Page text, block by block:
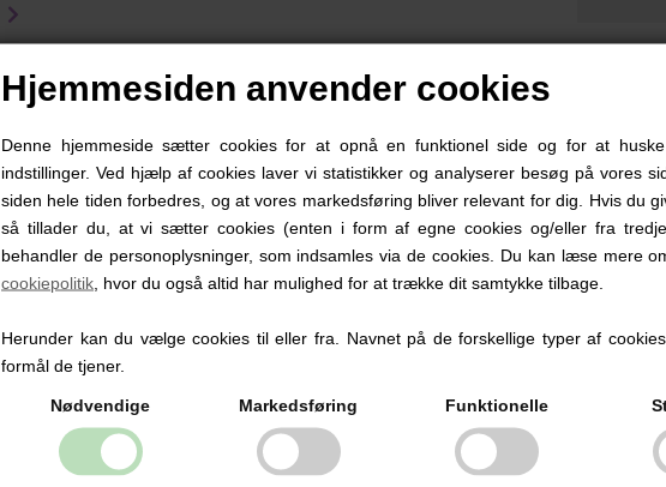
Hjemmesiden anvender cookies
Denne hjemmeside sætter cookies for at opnå en funktionel side og for at
indstillinger. Ved hjælp af cookies laver vi statistikker og analyserer besøg på vores
siden hele tiden forbedres, og at vores markedsføring bliver relevant for dig. Hvis du
så tillader du, at vi sætter cookies (enten i form af egne cookies og/eller fra
behandler de personoplysninger, som indsamles via de cookies. Du kan læse mere
cookiepolitik , hvor du også altid har mulighed for at trække dit samtykke tilbage.
Herunder kan du vælge cookies til eller fra. Navnet på de forskellige typer af
formål de tjener.
Nødvendige Markedsføring Funktionelle
Beskrivelse Info
Bibs de Lux sutter med navn er en meget populær sut. Der ligger 3
knop.
Denne sut er rund med et skjold der buer udad.
Bibs sutten er dansk produceret og har været i produktion i næsten 50
Med vore unikke og personlige sutter med navn, undgår du at de
opnå besparelser.
BABYSUTTENS slidstærke kvalitetssutter, opfylder krav til standard
krav til kvalitet, holdbarhed, funktionalitet og miljø. Sutten er BPA-fri,